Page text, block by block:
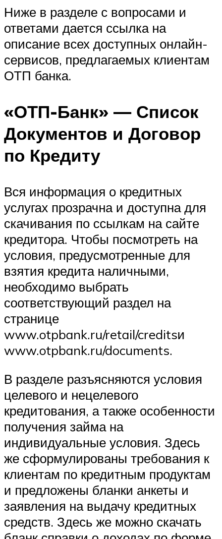
Ниже в разделе с вопросами и
ответами дается ссылка на
описание всех доступных онлайн-
сервисов, предлагаемых клиентам
ОТП банка.
«ОТП-Банк» — Список
Документов и Договор
по Кредиту
Вся информация о кредитных
услугах прозрачна и доступна для
скачивания по ссылкам на сайте
кредитора. Чтобы посмотреть на
условия, предусмотренные для
взятия кредита наличными,
необходимо выбрать
соответствующий раздел на
странице
www.otpbank.ru/retail/creditsи
www.otpbank.ru/documents.
В разделе разъясняются условия
целевого и нецелевого
кредитования, а также особенности
получения займа на
индивидуальные условия. Здесь
же сформулированы требования к
клиентам по кредитным продуктам
и предложены бланки анкеты и
заявления на выдачу кредитных
средств. Здесь же можно скачать